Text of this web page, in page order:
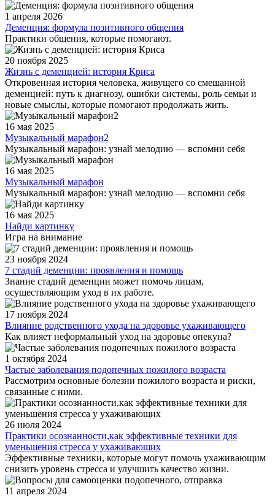
1 апреля 2026
Деменция: формула позитивного общения
Практики общения, которые помогают.
20 ноября 2025
Жизнь с деменцией: история Криса
Откровенная история человека, живущего со смешанной
деменцией: путь к диагнозу, ошибки системы, роль семьи и
новые смыслы, которые помогают продолжать жить.
16 мая 2025
Музыкальный марафон2
Музыкальный марафон: узнай мелодию — вспомни себя
16 мая 2025
Музыкальный марафон
Музыкальный марафон: узнай мелодию — вспомни себя
16 мая 2025
Найди картинку
Игра на внимание
23 ноября 2024
7 стадий деменции: проявления и помощь
Знание стадий деменции может помочь лицам,
осуществляющим уход в их работе.
17 ноября 2024
Влияние родственного ухода на здоровье ухаживающего
Как влияет неформальный уход на здоровье опекуна?
1 октября 2024
Частые заболевания подопечных пожилого возраста
Рассмотрим основные болезни пожилого возраста и риски,
связанные с ними.
26 июля 2024
Практики осознанности,как эффективные техники для
уменьшения стресса у ухаживающих
Эффективные техники, которые могут помочь ухаживающим
снизить уровень стресса и улучшить качество жизни.
11 апреля 2024